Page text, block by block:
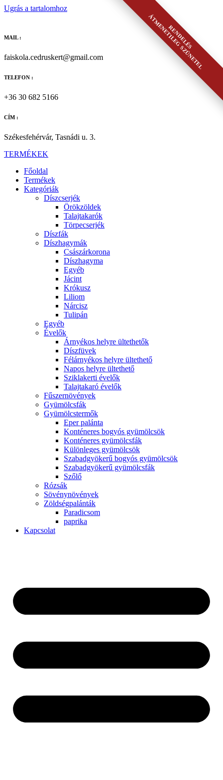
RENDELÉS
ÁTMENETILEG SZÜNETEL
Ugrás a tartalomhoz
MAIL :
faiskola.cedruskert@gmail.com
TELEFON :
+36 30 682 5166
CÍM :
Székesfehérvár, Tasnádi u. 3.
TERMÉKEK
Főoldal
Termékek
Kategóriák
Díszcserjék
Örökzöldek
Talajtakarók
Törpecserjék
Díszfák
Díszhagymák
Császárkorona
Díszhagyma
Egyéb
Jácint
Krókusz
Liliom
Nárcisz
Tulipán
Egyéb
Évelők
Árnyékos helyre ültethetők
Díszfüvek
Félárnyékos helyre ültethető
Napos helyre ültethető
Sziklakerti évelők
Talajtakaró évelők
Fűszernövények
Gyümölcsfák
Gyümölcstermők
Eper palánta
Konténeres bogyós gyümölcsök
Konténeres gyümölcsfák
Különleges gyümölcsök
Szabadgyökerű bogyós gyümölcsök
Szabadgyökerű gyümölcsfák
Szőlő
Rózsák
Sövénynövények
Zöldségpalánták
Paradicsom
paprika
Kapcsolat